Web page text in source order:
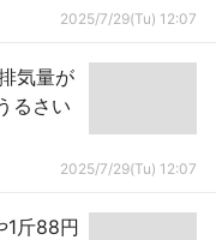
2025/7/29(Tu) 12:07
気量が
るさい
2025/7/29(Tu) 12:07
1斤88円